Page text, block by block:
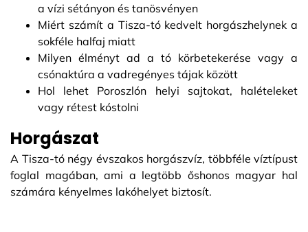
a vízi sétányon és tanösvényen
Miért számít a Tisza-tó kedvelt horgászhelynek a
sokféle halfaj miatt
Milyen élményt ad a tó körbetekerése vagy a
csónaktúra a vadregényes tájak között
Hol lehet Poroszlón helyi sajtokat, halételeket
vagy rétest kóstolni
Horgászat
A Tisza-tó négy évszakos horgászvíz, többféle víztípust
foglal magában, ami a legtöbb őshonos magyar hal
számára kényelmes lakóhelyet biztosít.